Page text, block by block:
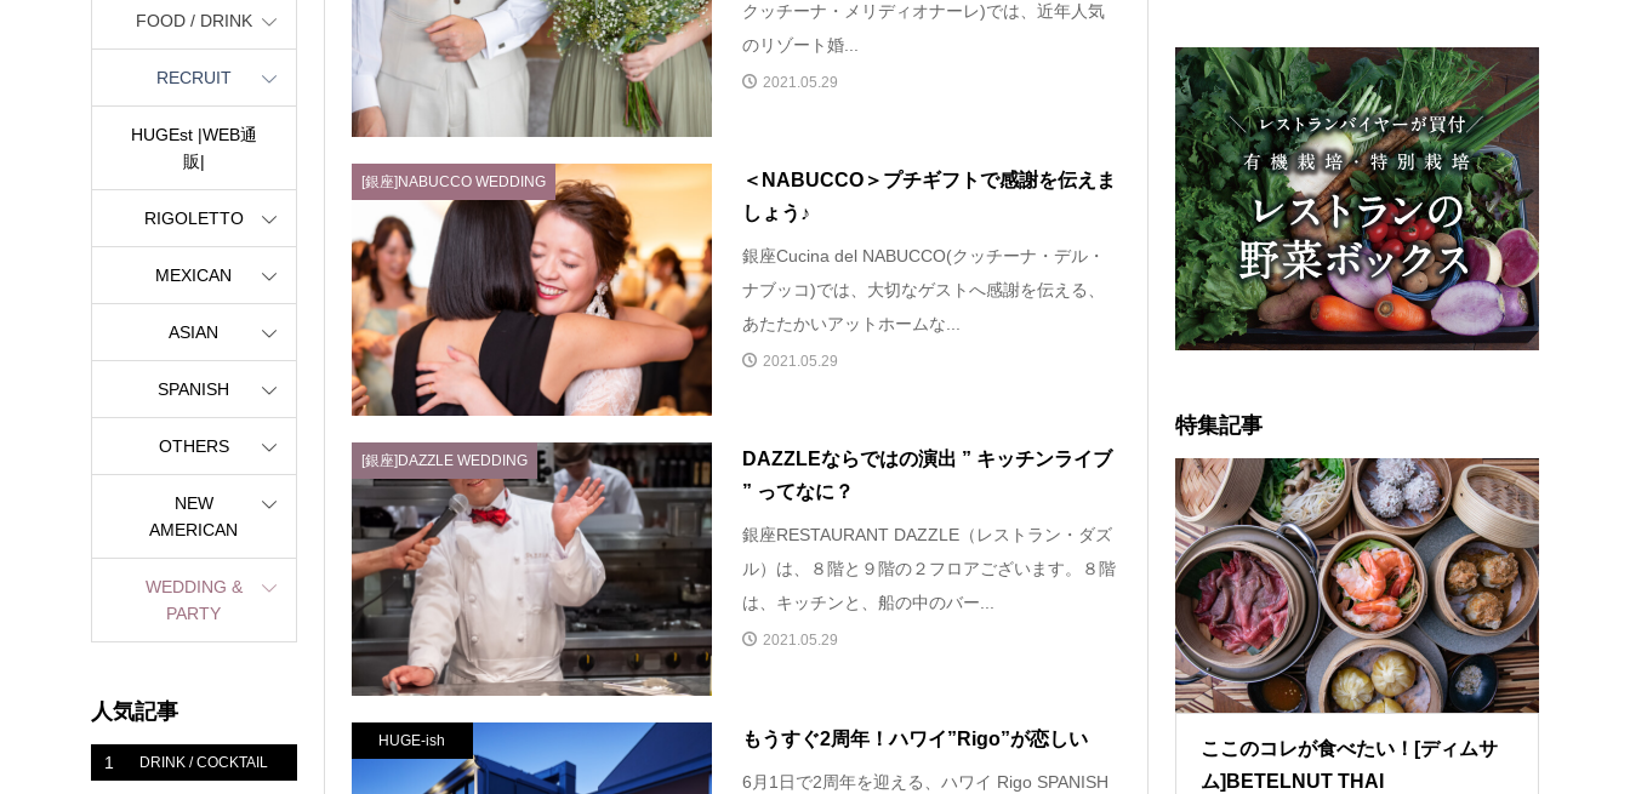
クッチーナ・メリディオナーレ)では、近年人気
のリゾート婚...
2021.05.29
[銀座]NABUCCO WEDDING
＜NABUCCO＞プチギフトで感謝を伝えま
しょう♪
銀座Cucina del NABUCCO(クッチーナ・デル・
ナブッコ)では、大切なゲストへ感謝を伝える、
あたたかいアットホームな...
2021.05.29
[銀座]DAZZLE WEDDING
DAZZLEならではの演出 ” キッチンライブ
” ってなに？
銀座RESTAURANT DAZZLE（レストラン・ダズ
ル）は、８階と９階の２フロアございます。８階
は、キッチンと、船の中のバー...
2021.05.29
HUGE-ish もうすぐ2周年！ハワイ”Rigo”が恋しい
6月1日で2周年を迎える、ハワイ Rigo SPANISH
FOOD / DRINK
RECRUIT
HUGEst |WEB通
販|
RIGOLETTO
MEXICAN
ASIAN
SPANISH
OTHERS
NEW
AMERICAN
WEDDING &
PARTY
人気記事
1 DRINK / COCKTAIL
特集記事
ここのコレが食べたい！[ディムサ
ム]BETELNUT THAI